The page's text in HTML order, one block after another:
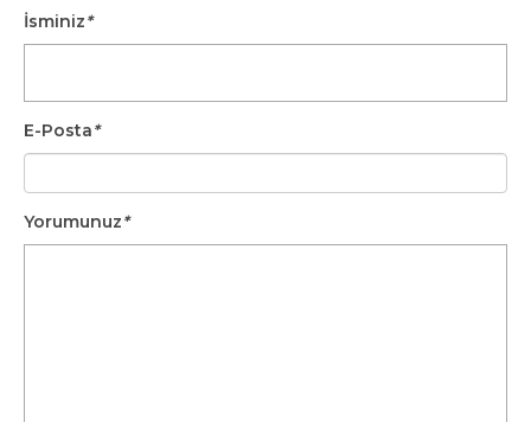
Etmeli?
İsminiz*
E-Posta*
Yorumunuz*